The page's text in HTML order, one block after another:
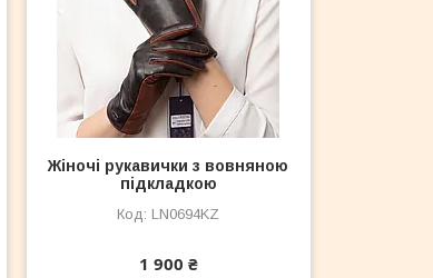
Жіночі рукавички з вовняною
підкладкою
LN0694KZ
1 900 ₴